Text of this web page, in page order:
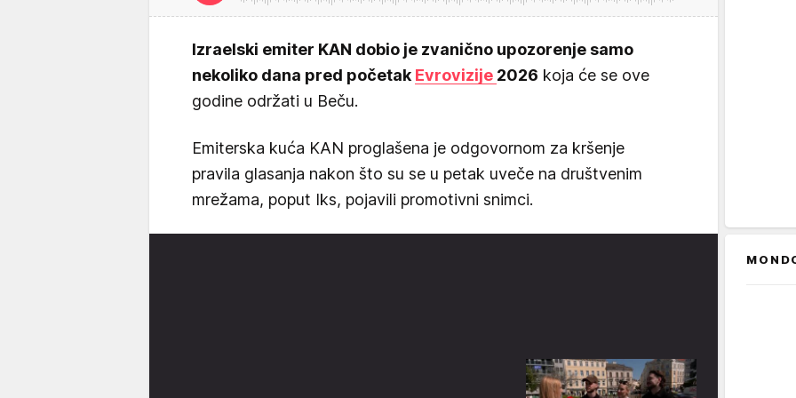
Izraelski emiter KAN dobio je zvanično upozorenje samo
nekoliko dana pred početak Evrovizije 2026 koja će se ove
godine održati u Beču.
Emiterska kuća KAN proglašena je odgovornom za kršenje
pravila glasanja nakon što su se u petak uveče na društvenim
mrežama, poput Iks, pojavili promotivni snimci.